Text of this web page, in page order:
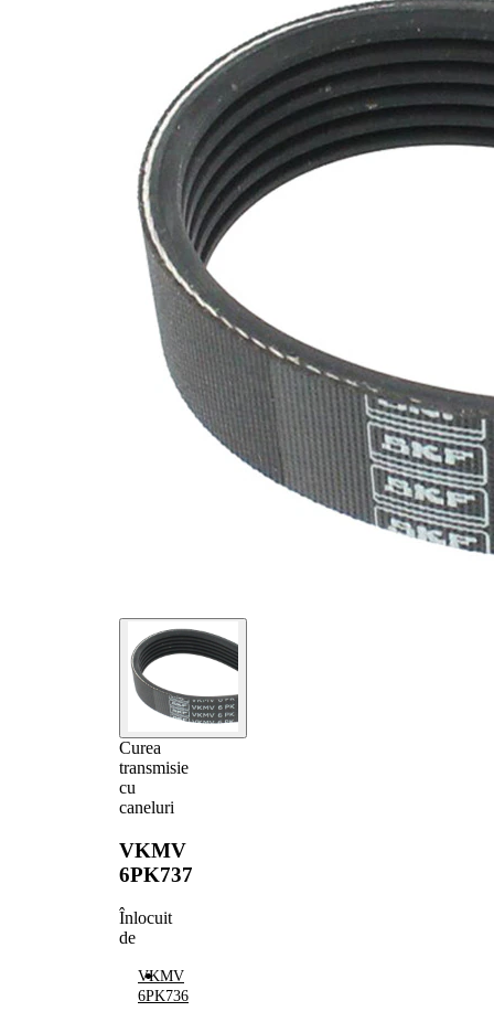
Curea
transmisie
cu
caneluri
VKMV
6PK737
Înlocuit
de
VKMV
6PK736
Nu sunt
disponibile
substante
SVHC
Material
curea
EPDM
(etilen
propilen
dienă
cauciuc)